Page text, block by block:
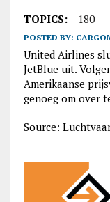
TOPICS: 180
POSTED BY:
United Airlines
JetBlue uit.
Amerikaanse
genoeg om over
Source: